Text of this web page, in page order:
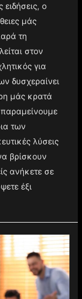
ο
μάς
τη
στον
για
δυσχεραίνει
μάς κρατά
των
λύσεις
βρίσκουν
ανήκετε σε
έξι